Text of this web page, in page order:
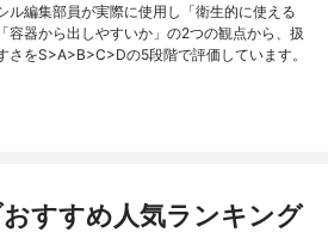
ル編集部員が実際に使用し「衛生的に使える
容器から出しやすいか」の2つの観点から、扱
さをS>A>B>C>Dの5段階で評価しています。
すすめ人気ランキング